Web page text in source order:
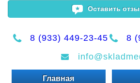
Оставить
8 (933) 449-23-45
8
Главная